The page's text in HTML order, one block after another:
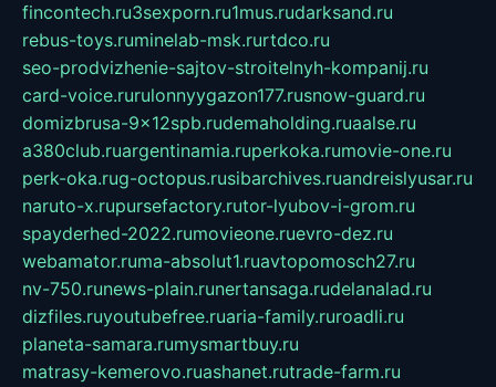
fincontech.ru3sexporn.ru1mus.rudarksand.ru
rebus-toys.ruminelab-msk.rurtdco.ru
seo-prodvizhenie-sajtov-stroitelnyh-kompanij.ru
card-voice.rurulonnyygazon177.rusnow-guard.ru
domizbrusa-9x12spb.rudemaholding.ruaalse.ru
a380club.ruargentinamia.ruperkoka.rumovie-one.ru
perk-oka.rug-octopus.rusibarchives.ruandreislyusar.ru
naruto-x.rupursefactory.rutor-lyubov-i-grom.ru
spayderhed-2022.rumovieone.ruevro-dez.ru
webamator.ruma-absolut1.ruavtopomosch27.ru
nv-750.runews-plain.runertansaga.rudelanalad.ru
dizfiles.ruyoutubefree.ruaria-family.ruroadli.ru
planeta-samara.rumysmartbuy.ru
matrasy-kemerovo.ruashanet.rutrade-farm.ru